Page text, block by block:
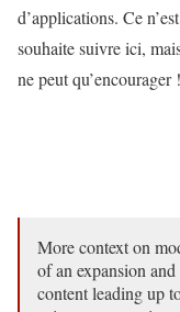
d’applications. Ce
souhaite suivre ici,
ne peut qu’encourager !
More context on
of an expansion
content leading up